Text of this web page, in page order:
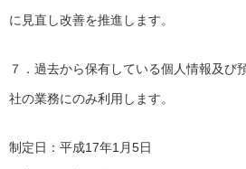
に見直し改善を推進します。
７．過去から保有している個人情報及び
社の業務にのみ利用します。
制定日：平成17年1月5日